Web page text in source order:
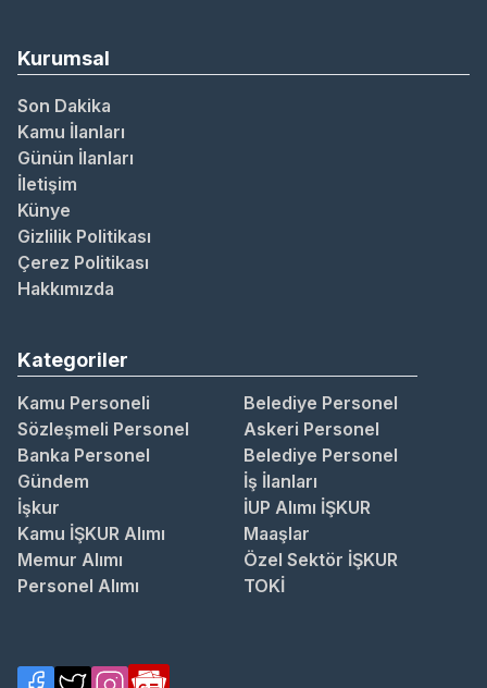
Kurumsal
Son Dakika
Kamu İlanları
Günün İlanları
İletişim
Künye
Gizlilik Politikası
Çerez Politikası
Hakkımızda
Kategoriler
Kamu Personeli
Belediye Personel
Sözleşmeli Personel
Askeri Personel
Banka Personel
Belediye Personel
Gündem
İş İlanları
İşkur
İUP Alımı İŞKUR
Kamu İŞKUR Alımı
Maaşlar
Memur Alımı
Özel Sektör İŞKUR
Personel Alımı
TOKİ